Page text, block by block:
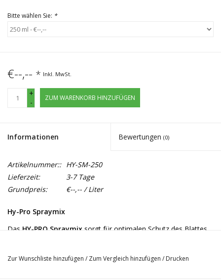
Bitte wählen Sie: *
€--,-- * Inkl. MwSt.
+
-
ZUM WARENKORB HINZUFÜGEN
Informationen Bewertungen (0)
Artikelnummer:: HY-SM-250
Lieferzeit:
3-7 Tage
Grundpreis:
€--,-- / Liter
Hy-Pro Spraymix
Das HY-PRO Spraymix sorgt für optimalen Schutz des Blattes.
Durch die nährhafte Wirkung des
Spraymixbleibt das Blatt in
Zur Wunschliste hinzufügen / Zum Vergleich hinzufügen / Drucken